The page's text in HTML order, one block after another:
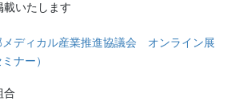
載いたします
メディカル産業推進協議会 オンライン展
ナー）
合